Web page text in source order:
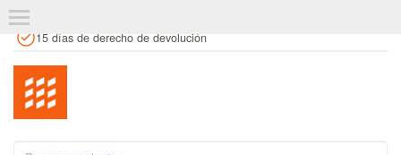
15 días de derecho de devolución